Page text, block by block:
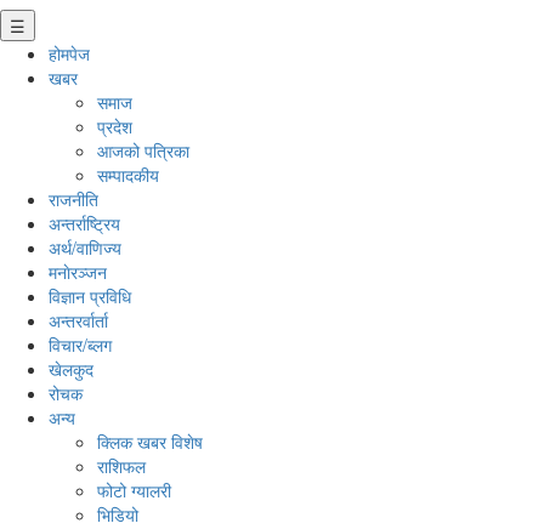
☰
होमपेज
खबर
समाज
प्रदेश
आजको पत्रिका
सम्पादकीय
राजनीति
अन्तर्राष्ट्रिय
अर्थ/वाणिज्य
मनाेरञ्जन
विज्ञान प्रविधि
अन्तरर्वार्ता
विचार/ब्लग
खेलकुद
रोचक
अन्य
क्लिक खबर विशेष
राशिफल
फोटो ग्यालरी
भिडियो